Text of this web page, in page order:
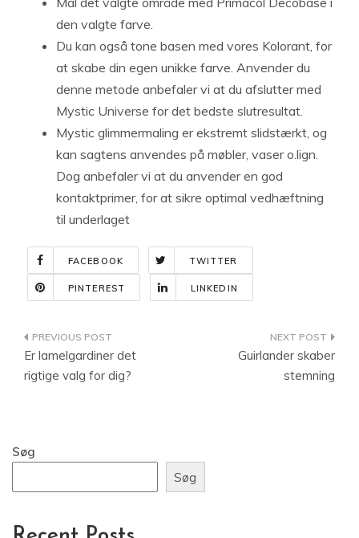
den valgte farve.
Du kan også tone basen med vores Kolorant, for
at skabe din egen unikke farve. Anvender du
denne metode anbefaler vi at du afslutter med
Mystic Universe for det bedste slutresultat.
Mystic glimmermaling er ekstremt slidstærkt, og
kan sagtens anvendes på møbler, vaser o.lign.
Dog anbefaler vi at du anvender en god
kontaktprimer, for at sikre optimal vedhæftning
til underlaget
FACEBOOK TWITTER
PINTEREST LINKEDIN
Indlægsnavigation
Er lamelgardiner det
rigtige valg for dig?
Guirlander skaber
stemning
Søg
Søg